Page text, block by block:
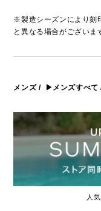
※製造シーズンにより刻
と異なる場合がございま
メンズ/ ▶メンズすべて
人